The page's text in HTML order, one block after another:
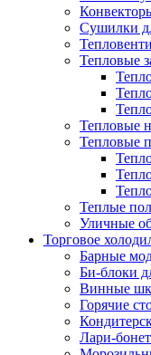
Сушилки
Тепловые
Тепловые
Тепловые
Теплые
Уличные
Торговое
Барные
Би-блоки
Винные
Горячие
Лари-